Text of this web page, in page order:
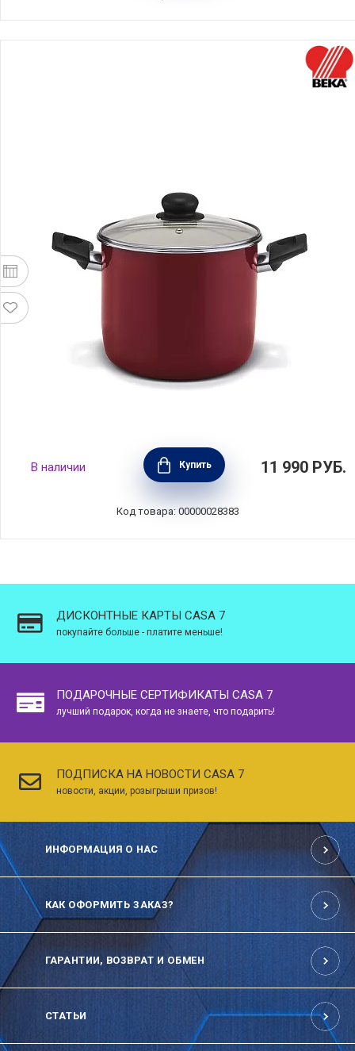
Кастрюля глубокая с крышкой Boheme Red
8,1 л, диаметр 24 см, углеродистая сталь,
цвет красный, BEKA, Бельгия, 14923244
В наличии Купить 11 990 РУБ.
Код товара: 00000028383
ДИСКОНТНЫЕ КАРТЫ CASA 7
покупайте больше - платите меньше!
ПОДАРОЧНЫЕ СЕРТИФИКАТЫ CASA 7
лучший подарок, когда не знаете, что подарить!
ПОДПИСКА НА НОВОСТИ CASA 7
новости, акции, розыгрыши призов!
ИНФОРМАЦИЯ О НАС
КАК ОФОРМИТЬ ЗАКАЗ?
ГАРАНТИИ, ВОЗВРАТ И ОБМЕН
СТАТЬИ